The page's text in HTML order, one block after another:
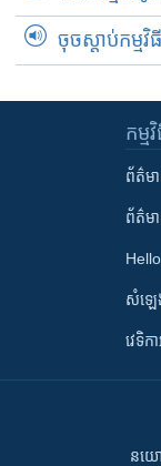
ចុចស្តាប់កម្មវិ
កម្ម
ព័ត៌ម
ព័ត៌ម
សំឡេ
វេទិក
នយ